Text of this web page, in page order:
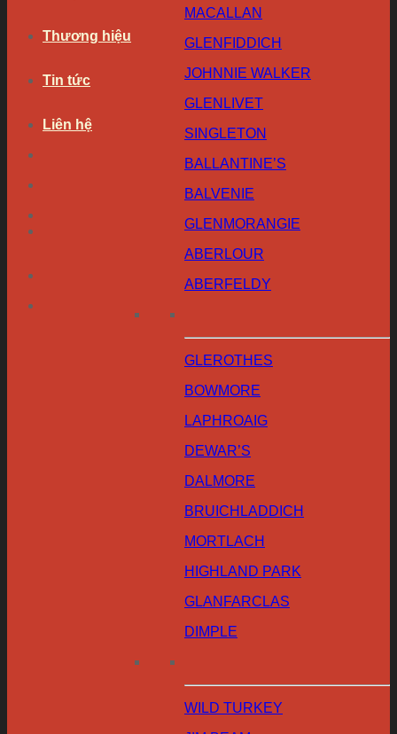
Thương hiệu
Tin tức
Liên hệ
MACALLAN
GLENFIDDICH
JOHNNIE WALKER
GLENLIVET
SINGLETON
BALLANTINE’S
BALVENIE
GLENMORANGIE
ABERLOUR
ABERFELDY
GLEROTHES
BOWMORE
LAPHROAIG
DEWAR’S
DALMORE
BRUICHLADDICH
MORTLACH
HIGHLAND PARK
GLANFARCLAS
DIMPLE
WILD TURKEY